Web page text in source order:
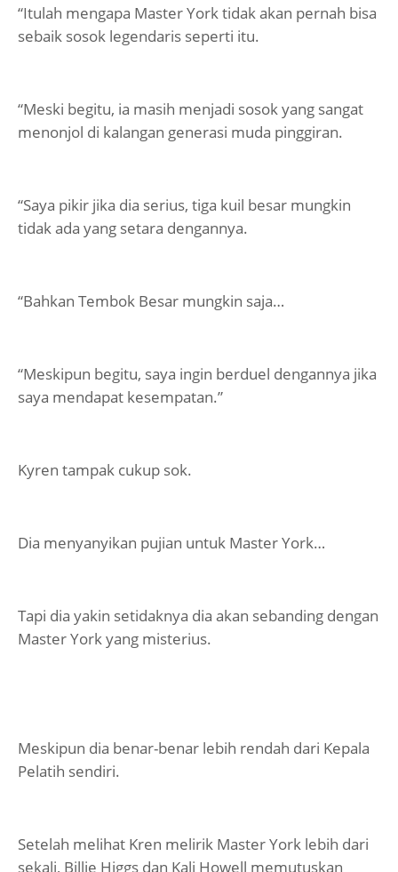
“Itulah mengapa Master York tidak akan pernah bisa
sebaik sosok legendaris seperti itu.
“Meski begitu, ia masih menjadi sosok yang sangat
menonjol di kalangan generasi muda pinggiran.
“Saya pikir jika dia serius, tiga kuil besar mungkin
tidak ada yang setara dengannya.
“Bahkan Tembok Besar mungkin saja…
“Meskipun begitu, saya ingin berduel dengannya jika
saya mendapat kesempatan.”
Kyren tampak cukup sok.
Dia menyanyikan pujian untuk Master York…
Tapi dia yakin setidaknya dia akan sebanding dengan
Master York yang misterius.
Meskipun dia benar-benar lebih rendah dari Kepala
Pelatih sendiri.
Setelah melihat Kren melirik Master York lebih dari
sekali, Billie Higgs dan Kali Howell memutuskan